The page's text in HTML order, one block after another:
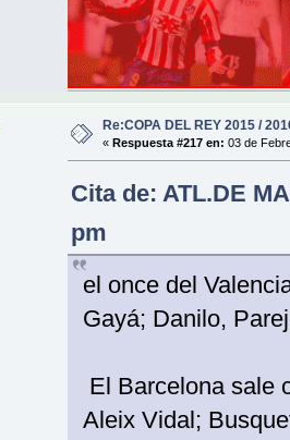
Re:COPA DEL REY 2015 /
« Respuesta #217 en: 03 de
Cita de: ATL.DE
pm
el once del
Gayá; Danilo,
El Barcelona sale
Aleix Vidal;